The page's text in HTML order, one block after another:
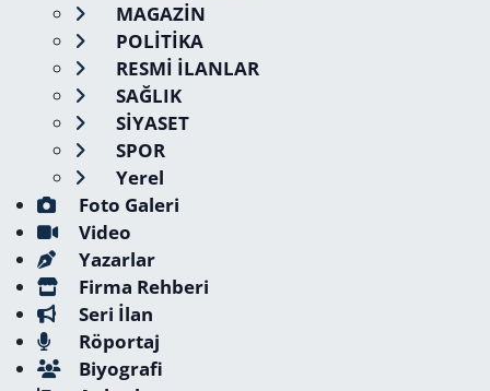
MAGAZİN
POLİTİKA
RESMİ İLANLAR
SAĞLIK
SİYASET
SPOR
Yerel
Foto Galeri
Video
Yazarlar
Firma Rehberi
Seri İlan
Röportaj
Biyografi